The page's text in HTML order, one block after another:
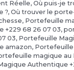
Réelle, Où puis-je
?, Où trouver le
, Portefeuille
+229 68 26 07 03,
03, Portefeuille
amazon, Portefeuille
magique au
Authentique